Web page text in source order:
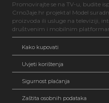
Promovirajte se na TV-u, budite
CrnoJaje.hr projekta! Model
proizvoda ili usluge na televiziji,
društvenim i mobilnim
Kako kupovati
Uvjeti korištenja
Sigurnost plaćanja
Zaštita osobnih podataka